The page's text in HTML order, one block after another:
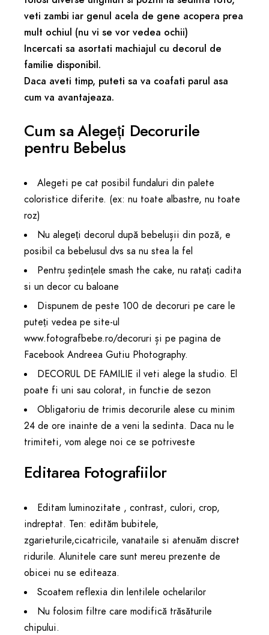
veti zambi iar genul acela de gene acopera prea
mult ochiul (nu vi se vor vedea ochii)
Incercati sa asortati machiajul cu decorul de
familie disponibil.
Daca aveti timp, puteti sa va coafati parul asa
cum va avantajeaza.
Cum sa Alegeți Decorurile
pentru Bebelus
Alegeti pe cat posibil fundaluri din palete
coloristice diferite. (ex: nu toate albastre, nu toate
roz)
Nu alegeți decorul după bebelușii din poză, e
posibil ca bebelusul dvs sa nu stea la fel
Pentru ședințele smash the cake, nu ratați cadita
si un decor cu baloane
Dispunem de peste 100 de decoruri pe care le
puteți vedea pe site-ul
www.fotografbebe.ro/decoruri și pe pagina de
Facebook Andreea Gutiu Photography.
DECORUL DE FAMILIE il veti alege la studio. El
poate fi uni sau colorat, in functie de sezon
Obligatoriu de trimis decorurile alese cu minim
24 de ore inainte de a veni la sedinta. Daca nu le
trimiteti, vom alege noi ce se potriveste
Editarea Fotografiilor
Editam luminozitate , contrast, culori, crop,
indreptat. Ten: edităm bubitele,
zgarieturile,cicatricile, vanataile si atenuăm discret
ridurile. Alunitele care sunt mereu prezente de
obicei nu se editeaza.
Scoatem reflexia din lentilele ochelarilor
Nu folosim filtre care modifică trăsăturile
chipului.